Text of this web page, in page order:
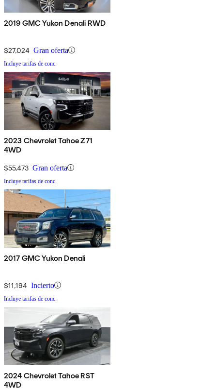
2019 GMC Yukon Denali RWD
$27,024 Gran oferta
Incluye tarifas de conc.
2023 Chevrolet Tahoe Z71
4WD
$55,473 Gran oferta
Incluye tarifas de conc.
2017 GMC Yukon Denali
$11,194 Incierto
Incluye tarifas de conc.
2024 Chevrolet Tahoe RST
4WD